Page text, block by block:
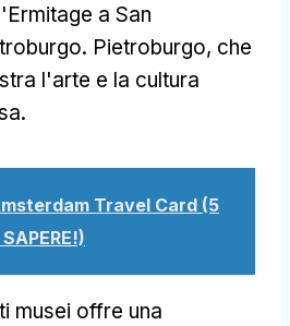
a San
Pietroburgo, che
l'arte e la cultura
Travel Card (5
musei offre una